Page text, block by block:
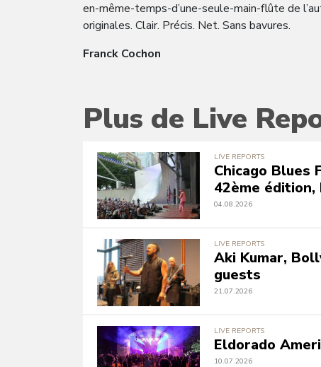
en-même-temps-d’une-seule-main-flûte de
originales. Clair. Précis. Net. Sans bavures.
Franck Cochon
Plus de Live
LIVE REPORTS
Chicago Blues
42ème édition,
04.08.2026
LIVE REPORTS
Aki Kumar,
guests
21.07.2026
LIVE REPORTS
Eldorado
10.07.2026